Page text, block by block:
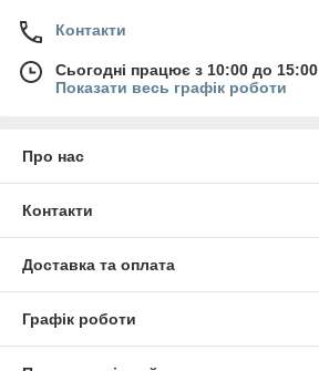
Контакти
Сьогодні працює з 10:00 до 15:00
Показати весь графік роботи
Про нас
Контакти
Доставка та оплата
Графік роботи